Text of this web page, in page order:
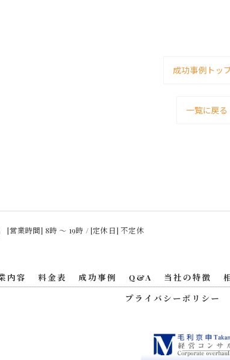
成功事例トッ
一覧に戻る
[営業時間] 8時 〜 19時 / [定休日] 不定休
内容 料金表 成功事例 Q&A 当社の特徴
プライバシーポリシー